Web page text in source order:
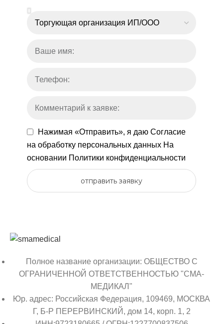
Нажимая «Отправить», я даюСогласие
на обработку персональных данных На
основании Политики конфиденциальности
отправить заявку
Полное название организации: ОБЩЕСТВО С
ОГРАНИЧЕННОЙ ОТВЕТСТВЕННОСТЬЮ "СМА-
МЕДИКАЛ"
Юр. адрес: Российская Федерация, 109469, МОСКВА
Г, Б-Р ПЕРЕРВИНСКИЙ, дом 14, корп. 1, 2